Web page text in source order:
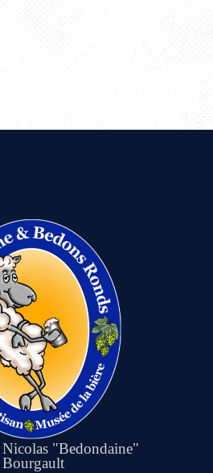
"Bedondaine"
Bourgault